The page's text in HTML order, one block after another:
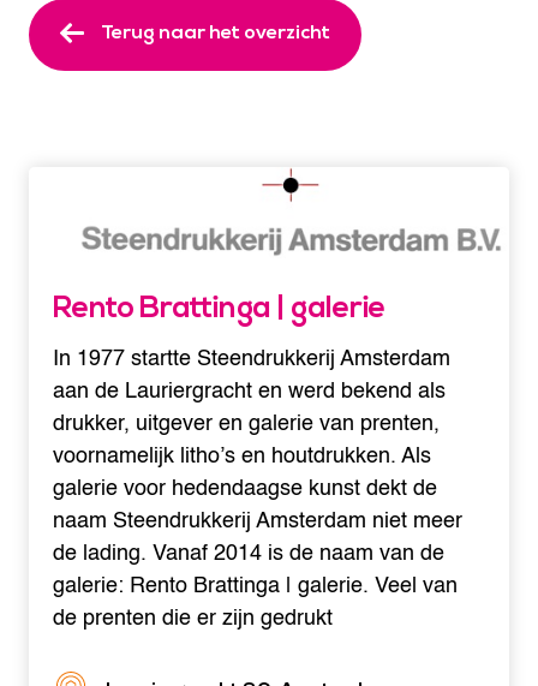
Terug naar het overzicht
Rento Brattinga | galerie
In 1977 startte Steendrukkerij Amsterdam
aan de Lauriergracht en werd bekend als
drukker, uitgever en galerie van prenten,
voornamelijk litho’s en houtdrukken. Als
galerie voor hedendaagse kunst dekt de
naam Steendrukkerij Amsterdam niet meer
de lading. Vanaf 2014 is de naam van de
galerie: Rento Brattinga | galerie. Veel van
de prenten die er zijn gedrukt